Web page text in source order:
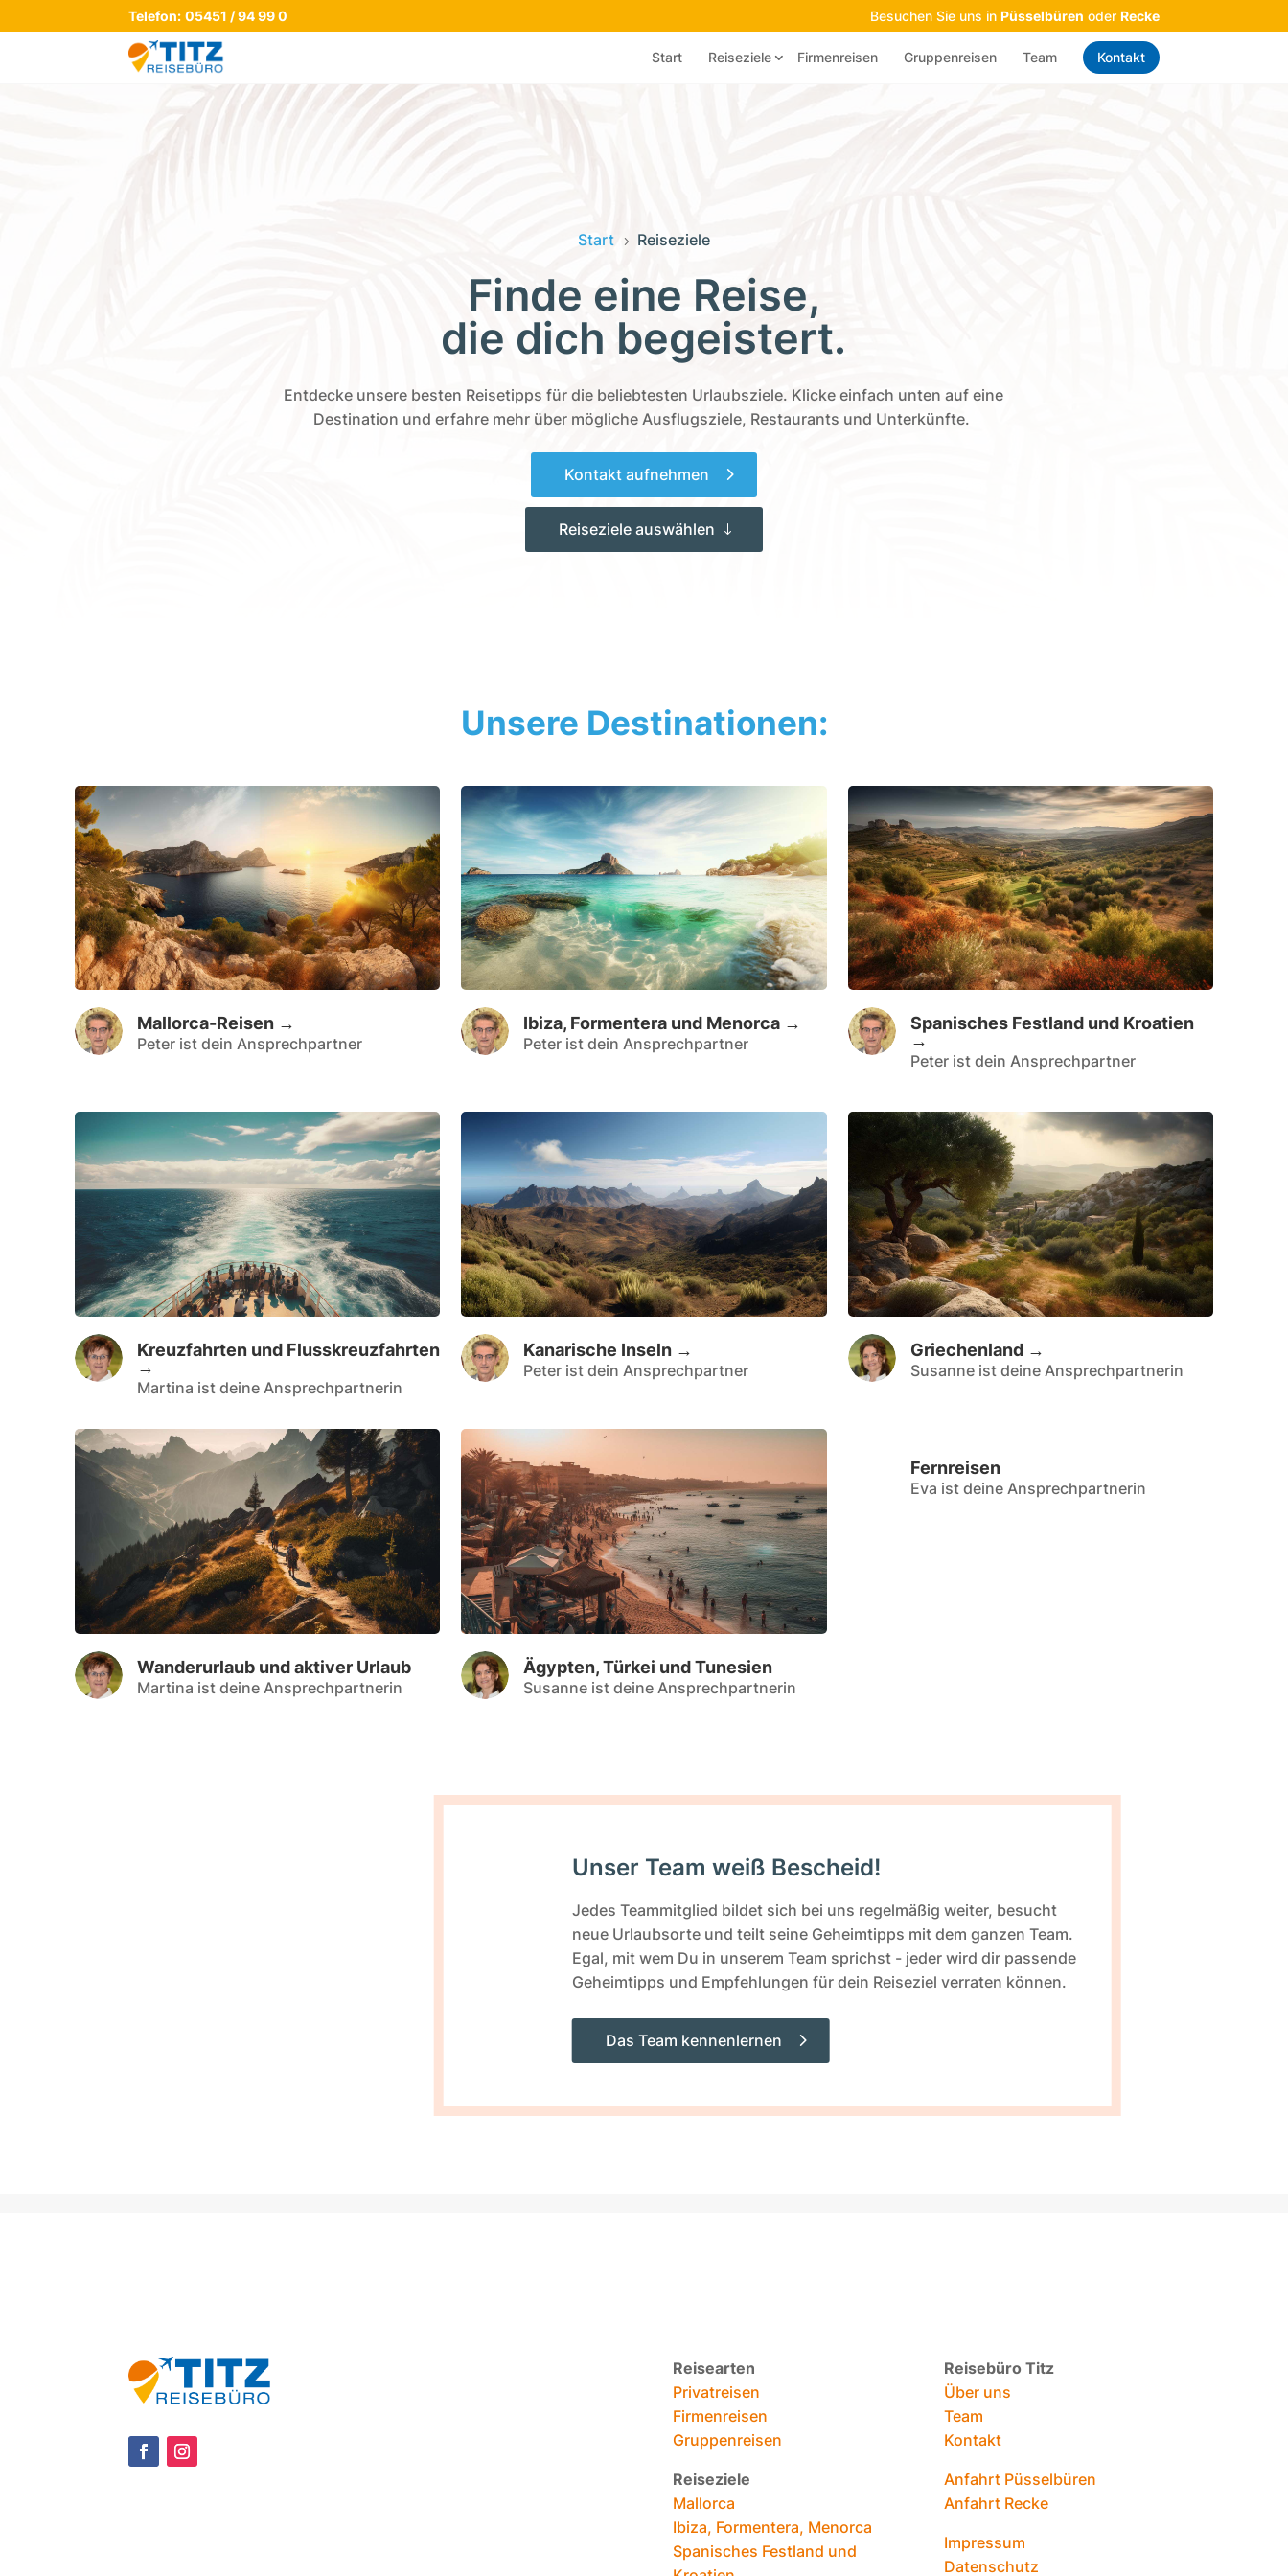
Telefon: 05451 / 94 99 0 Besuchen Sie uns in Püsselbüren oder Recke
Start Reiseziele Firmenreisen Gruppenreisen Team Kontakt
Start 5 Reiseziele
Finde eine Reise,
die dich begeistert.
Entdecke unsere besten Reisetipps für die beliebtesten Urlaubsziele. Klicke einfach unten auf eine
Destination und erfahre mehr über mögliche Ausflugsziele, Restaurants und Unterkünfte.
Kontakt aufnehmen
Reiseziele auswählen
Unsere Destinationen:
Mallorca-Reisen →
Peter ist dein Ansprechpartner
Ibiza, Formentera und Menorca →
Peter ist dein Ansprechpartner
Spanisches Festland und Kroatien
→
Peter ist dein Ansprechpartner
Kreuzfahrten und Flusskreuzfahrten
→
Martina ist deine Ansprechpartnerin
Kanarische Inseln →
Peter ist dein Ansprechpartner
Griechenland →
Susanne ist deine Ansprechpartnerin
Wanderurlaub und aktiver Urlaub
Martina ist deine Ansprechpartnerin
Ägypten, Türkei und Tunesien
Susanne ist deine Ansprechpartnerin
Fernreisen
Eva ist deine Ansprechpartnerin
Unser Team weiß Bescheid!
Jedes Teammitglied bildet sich bei uns regelmäßig weiter, besucht
neue Urlaubsorte und teilt seine Geheimtipps mit dem ganzen Team.
Egal, mit wem Du in unserem Team sprichst - jeder wird dir passende
Geheimtipps und Empfehlungen für dein Reiseziel verraten können.
Das Team kennenlernen
Reisearten
Privatreisen
Firmenreisen
Gruppenreisen
Reiseziele
Mallorca
Ibiza, Formentera, Menorca
Spanisches Festland und
Reisebüro Titz
Über uns
Team
Kontakt
Anfahrt Püsselbüren
Anfahrt Recke
Impressum
Datenschutz